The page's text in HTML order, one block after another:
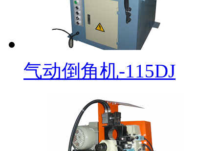
气动倒角机-115DJ